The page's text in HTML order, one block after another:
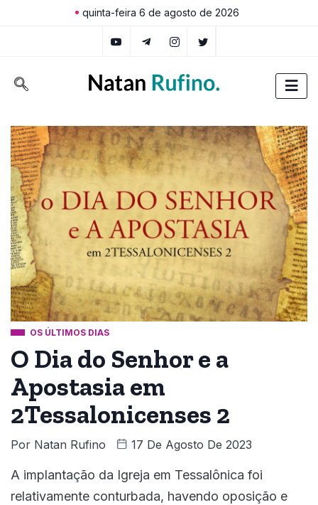
quinta-feira 6 de agosto de 2026
OS ÚLTIMOS DIAS
O Dia do Senhor e a
Apostasia em
2Tessalonicenses 2
Por Natan Rufino 17 De Agosto De 2023
A implantação da Igreja em Tessalônica foi
relativamente conturbada, havendo oposição e